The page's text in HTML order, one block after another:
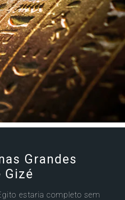
Grandes
Gizé
estaria completo sem